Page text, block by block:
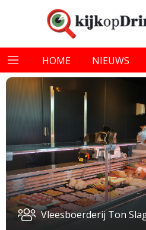
HOME NIEUWS
Vleesboerderij Ton